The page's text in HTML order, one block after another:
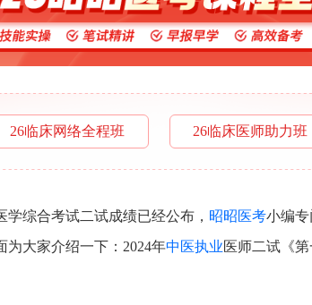
26临床网络全程班 26临床医师助力班
学综合考试二试成绩已经公布， 昭昭医考小编
为大家介绍一下：2024年中医执业医师二试《